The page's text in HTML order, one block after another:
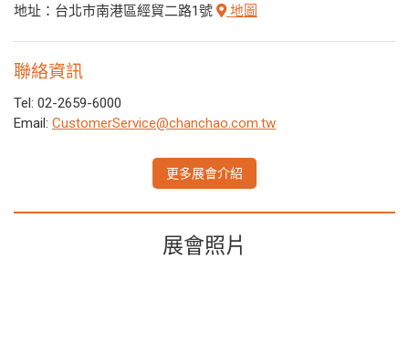
地址：台北市南港區經貿二路1號
地圖
聯絡資訊
Tel: 02-2659-6000
Email: CustomerService@chanchao.com.tw
更多展會介紹
展會照片